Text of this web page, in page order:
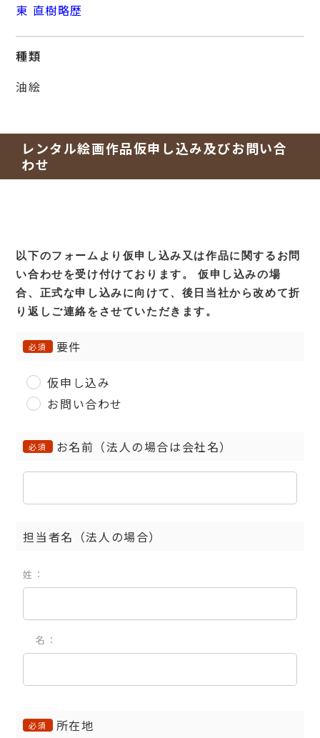
東 直樹略歴
種類
油絵
レンタル絵画作品仮申し込み及びお問い合
わせ
以下のフォームより仮申し込み又は作品に関するお問
い合わせを受け付けております。
仮申し込みの場
合、正式な申し込みに向けて、後日当社から改めて折
り返しご連絡をさせていただきます。
必須 要件
仮申し込み
お問い合わせ
必須 お名前（法人の場合は会社名）
担当者名（法人の場合）
姓：
名：
必須 所在地